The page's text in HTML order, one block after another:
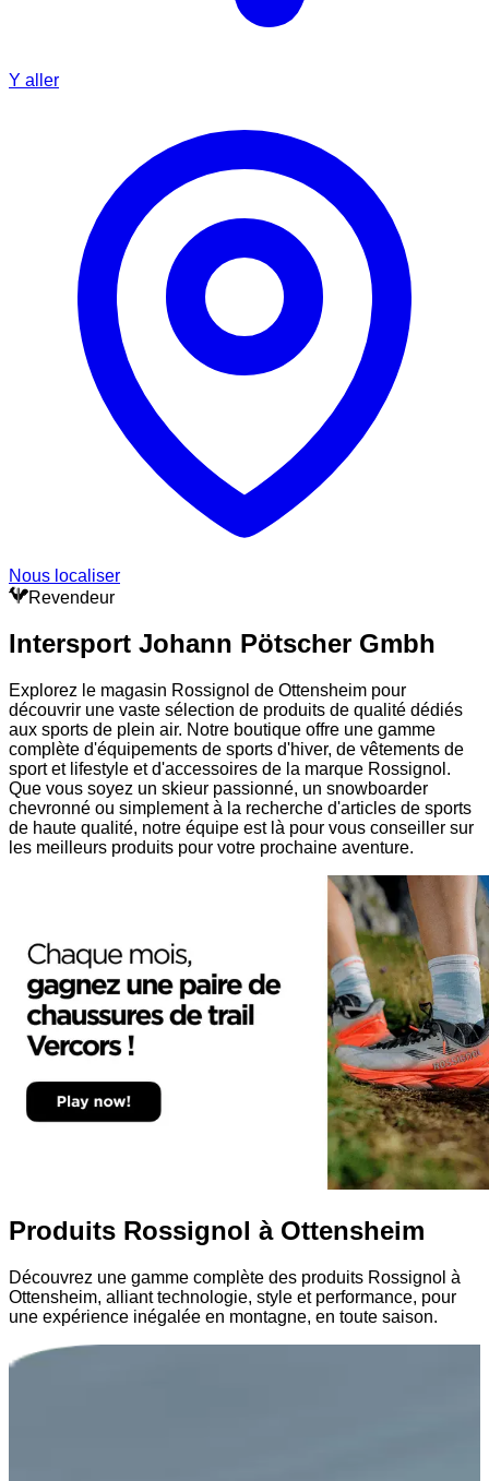
Y aller
Nous localiser
Revendeur
Intersport Johann Pötscher Gmbh
Explorez le magasin Rossignol de Ottensheim pour
découvrir une vaste sélection de produits de qualité dédiés
aux sports de plein air. Notre boutique offre une gamme
complète d'équipements de sports d'hiver, de vêtements de
sport et lifestyle et d'accessoires de la marque Rossignol.
Que vous soyez un skieur passionné, un snowboarder
chevronné ou simplement à la recherche d'articles de sports
de haute qualité, notre équipe est là pour vous conseiller sur
les meilleurs produits pour votre prochaine aventure.
Produits Rossignol à Ottensheim
Découvrez une gamme complète des produits Rossignol à
Ottensheim, alliant technologie, style et performance, pour
une expérience inégalée en montagne, en toute saison.